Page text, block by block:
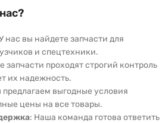
нас вы найдете запчасти для
и спецтехники.
запчасти проходят строгий контроль
их надежность.
предлагаем выгодные условия
цены на все товары.
: Наша команда готова ответить